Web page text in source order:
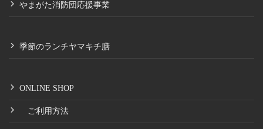
やまがた消防団応援事業
季節のランチヤマキチ膳
ONLINE SHOP
ご利用方法